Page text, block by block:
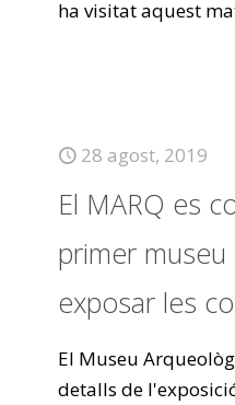
ha visitat aquest
28 agost, 2019
El MARQ es
primer museu
exposar les
El Museu
detalls de